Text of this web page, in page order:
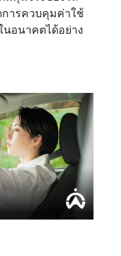
ารควบคุมค่าใช้
นอนาคตได้อย่าง